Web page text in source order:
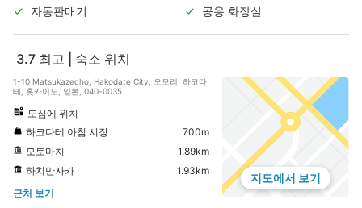
자동판매기
공용 화장실
3.7 최고 | 숙소 위치
1-10 Matsukazecho, Hakodate City, 오모리, 하코다
테, 홋카이도, 일본, 040-0035
도심에 위치
하코다테 아침 시장
700m
모토마치
1.89km
하치만자카
1.93km
근처 보기
지도에서 보기